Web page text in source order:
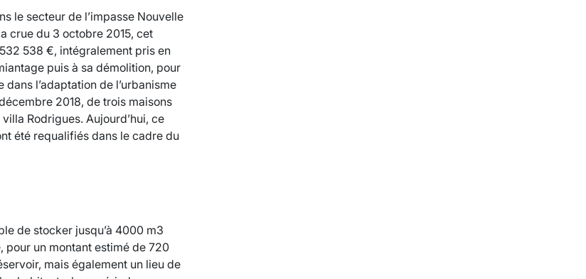
le secteur de l’impasse Nouvelle
crue du 3 octobre 2015, cet
538 €, intégralement pris en
puis à sa démolition, pour
l’adaptation de l’urbanisme
2018, de trois maisons
Rodrigues. Aujourd’hui, ce
été requalifiés dans le cadre du
de stocker jusqu’à 4000 m3
pour un montant estimé de 720
mais également un lieu de
VARICES PELVIENNES : UN REDOUTABLE MAL FÉMININ ENFIN SOIGNÉ !
30 mai 2023